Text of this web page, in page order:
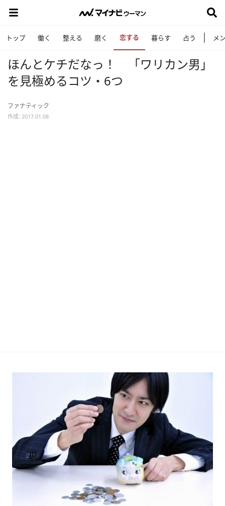
トップ 働く 整える 磨く 恋する 暮らす 占う メ
ほんとケチだなっ！ 「ワリカン男」
を見極めるコツ・6つ
ファナティック
作成: 2017.01.08